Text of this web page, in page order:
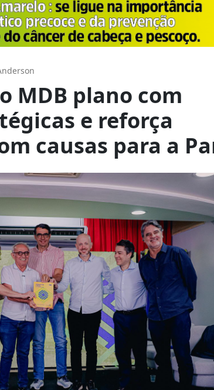
MDB plano com
e reforça
causas para a